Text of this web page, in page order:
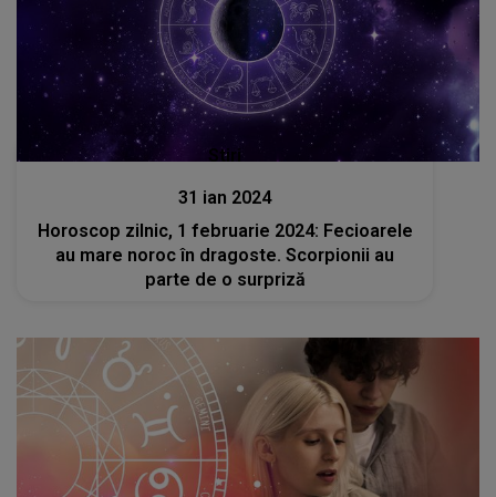
Stiri
31 ian 2024
Horoscop zilnic, 1 februarie 2024: Fecioarele
au mare noroc în dragoste. Scorpionii au
parte de o surpriză